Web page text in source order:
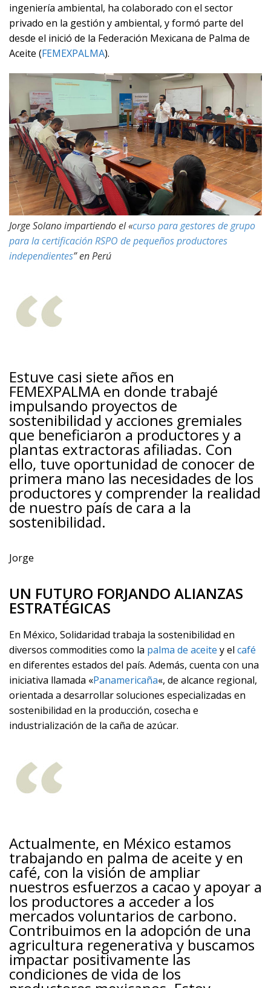
ingeniería ambiental, ha colaborado con el sector
privado en la gestión y ambiental, y formó parte del
desde el inició de la Federación Mexicana de Palma de
Aceite (FEMEXPALMA).
Jorge Solano impartiendo el «curso para gestores de grupo
para la certificación RSPO de pequeños productores
independientes” en Perú
Estuve casi siete años en
FEMEXPALMA en donde trabajé
impulsando proyectos de
sostenibilidad y acciones gremiales
que beneficiaron a productores y a
plantas extractoras afiliadas. Con
ello, tuve oportunidad de conocer de
primera mano las necesidades de los
productores y comprender la realidad
de nuestro país de cara a la
sostenibilidad.
Jorge
UN FUTURO FORJANDO ALIANZAS
ESTRATÉGICAS
En México, Solidaridad trabaja la sostenibilidad en
diversos commodities como la palma de aceite y el café
en diferentes estados del país. Además, cuenta con una
iniciativa llamada «Panamericaña«, de alcance regional,
orientada a desarrollar soluciones especializadas en
sostenibilidad en la producción, cosecha e
industrialización de la caña de azúcar.
Actualmente, en México estamos
trabajando en palma de aceite y en
café, con la visión de ampliar
nuestros esfuerzos a cacao y apoyar a
los productores a acceder a los
mercados voluntarios de carbono.
Contribuimos en la adopción de una
agricultura regenerativa y buscamos
impactar positivamente las
condiciones de vida de los